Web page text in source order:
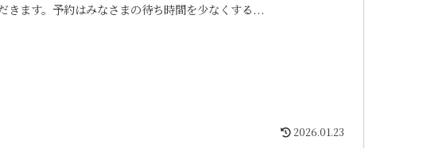
きます。予約はみなさまの待ち時間を少なくする...
2026.01.23